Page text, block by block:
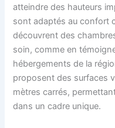
atteindre des hauteurs
sont adaptés au confort
découvrent des
soin, comme en
hébergements de la
proposent des surfaces
mètres carrés,
dans un cadre unique.